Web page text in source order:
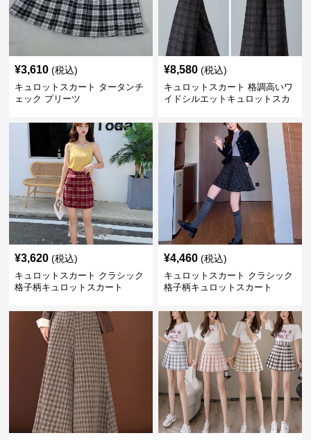
¥3,610 (税込)
キュロットスカート タータンチ
ェック プリーツ
¥8,580 (税込)
キュロットスカート 格調高いワ
イドシルエットキュロットスカ
¥3,620 (税込)
キュロットスカート クラシック
格子柄キュロットスカート
¥4,460 (税込)
キュロットスカート クラシック
格子柄キュロットスカート